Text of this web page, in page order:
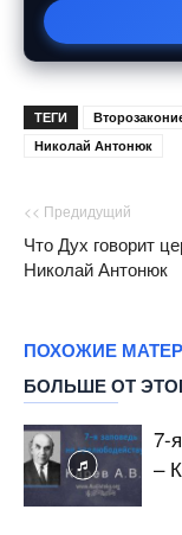
ТЕГИ
Николай Антонюк
<< Предидущий
Что Дух говорит
Николай Антонюк
ПОХОЖИЕ
БОЛЬШЕ ОТ
7-
–